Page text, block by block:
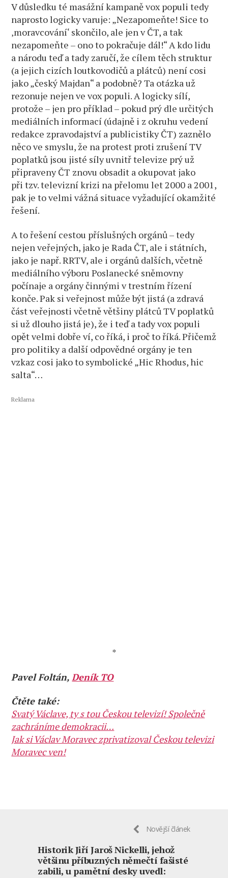
V důsledku té masážní kampaně vox populi tedy
naprosto logicky varuje: „Nezapomeňte! Sice to
‚moravcování‘ skončilo, ale jen v ČT, a tak
nezapomeňte – ono to pokračuje dál!“ A kdo lidu
a národu teď a tady zaručí, že cílem těch struktur
(a jejich cizích loutkovodičů a plátců) není cosi
jako „český Majdan“ a podobně? Ta otázka už
rezonuje nejen ve vox populi. A logicky sílí,
protože – jen pro příklad – pokud prý dle určitých
mediálních informací (údajně i z okruhu vedení
redakce zpravodajství a publicistiky ČT) zaznělo
něco ve smyslu, že na protest proti zrušení TV
poplatků jsou jisté síly uvnitř televize prý už
připraveny ČT znovu obsadit a okupovat jako
při tzv. televizní krizi na přelomu let 2000 a 2001,
pak je to velmi vážná situace vyžadující okamžité
řešení.
A to řešení cestou příslušných orgánů – tedy
nejen veřejných, jako je Rada ČT, ale i státních,
jako je např. RRTV, ale i orgánů dalších, včetně
mediálního výboru Poslanecké sněmovny
počínaje a orgány činnými v trestním řízení
konče. Pak si veřejnost může být jistá (a zdravá
část veřejnosti včetně většiny plátců TV poplatků
si už dlouho jistá je), že i teď a tady vox populi
opět velmi dobře ví, co říká, i proč to říká. Přičemž
pro politiky a další odpovědné orgány je ten
vzkaz cosi jako to symbolické „Hic Rhodus, hic
salta“…
Reklama
*
Pavel Foltán, Deník TO
Čtěte také:
Svatý Václave, ty s tou Českou televizí! Společně
zachráníme demokracii…
Jak si Václav Moravec zprivatizoval Českou televizi
Moravec ven!
Novější článek
Historik Jiří Jaroš Nickelli, jehož
většinu příbuzných němečtí fašisté
zabili, u pamětní desky uvedl: